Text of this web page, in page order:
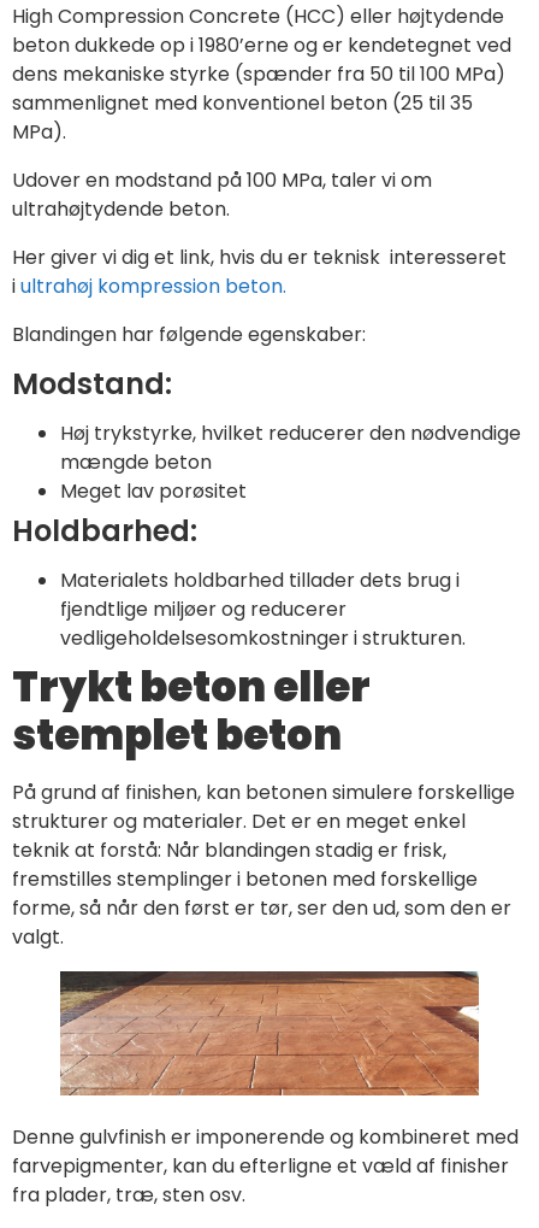
High Compression Concrete (HCC) eller højtydende
beton dukkede op i 1980’erne og er kendetegnet ved
dens mekaniske styrke (spænder fra 50 til 100 MPa)
sammenlignet med konventionel beton (25 til 35
MPa).
Udover en modstand på 100 MPa, taler vi om
ultrahøjtydende beton.
Her giver vi dig et link, hvis du er teknisk interesseret
iultrahøj kompression beton.
Blandingen har følgende egenskaber:
Modstand:
Høj trykstyrke, hvilket reducerer den nødvendige
mængde beton
Meget lav porøsitet
Holdbarhed:
Materialets holdbarhed tillader dets brug i
fjendtlige miljøer og reducerer
vedligeholdelsesomkostninger i strukturen.
Trykt beton eller
stemplet beton
På grund af finishen, kan betonen simulere forskellige
strukturer og materialer. Det er en meget enkel
teknik at forstå: Når blandingen stadig er frisk,
fremstilles stemplinger i betonen med forskellige
forme, så når den først er tør, ser den ud, som den er
valgt.
Denne gulvfinish er imponerende og kombineret med
farvepigmenter, kan du efterligne et væld af finisher
fra plader, træ, sten osv.